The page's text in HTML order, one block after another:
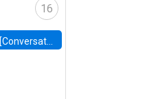
16
[Conversatorio] AI and Reskilling | La evolución del trabajo en la era de la IA